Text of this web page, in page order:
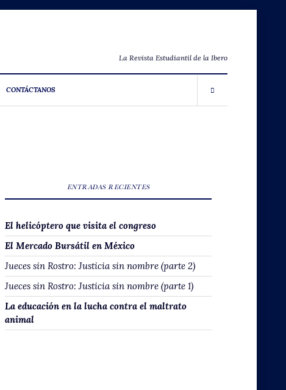
La Revista Estudiantil de la Ibero
CONTÁCTANOS
ENTRADAS RECIENTES
El helicóptero que visita el congreso
El Mercado Bursátil en México
Jueces sin Rostro: Justicia sin nombre (parte 2)
Jueces sin Rostro: Justicia sin nombre (parte 1)
La educación en la lucha contra el maltrato
animal